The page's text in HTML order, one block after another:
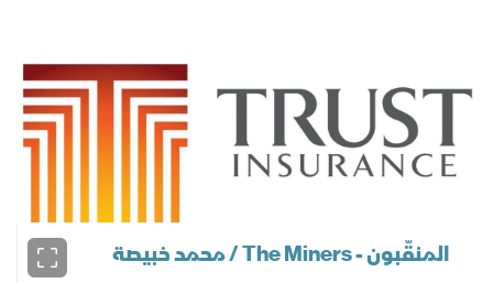
المنقّبون - The Miners / محمد خبيصة